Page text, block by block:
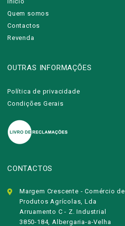
Quem somos
Contactos
Revenda
OUTRAS INFORMAÇÕES
Política de privacidade
Condições Gerais
CONTACTOS
Margem Crescente - Comércio de
Produtos Agrícolas, Lda
Arruamento C - Z. Industrial
3850-184, Albergaria-a-Velha